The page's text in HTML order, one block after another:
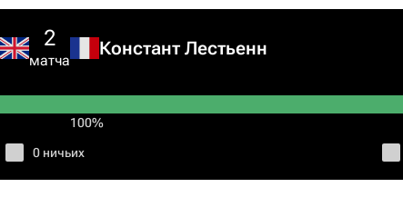
2
матча
Констант Лестьенн
100%
0 ничьих